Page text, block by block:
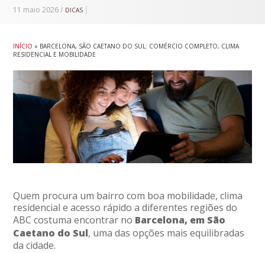
11 maio 2026 / DICAS
INÍCIO » BARCELONA, SÃO CAETANO DO SUL: COMÉRCIO COMPLETO, CLIMA
RESIDENCIAL E MOBILIDADE
Quem procura um bairro com boa mobilidade, clima
residencial e acesso rápido a diferentes regiões do
ABC costuma encontrar no Barcelona, em São
Caetano do Sul, uma das opções mais equilibradas
da cidade.